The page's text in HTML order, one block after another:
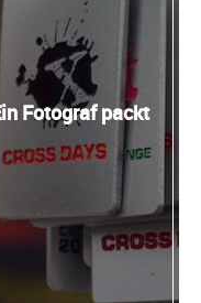
Fotograf packt